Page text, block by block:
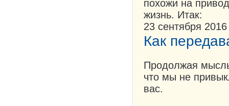
похожи на
жизнь. Итак:
23 сентября 2016
Как
Продолжая
что мы не
вас.